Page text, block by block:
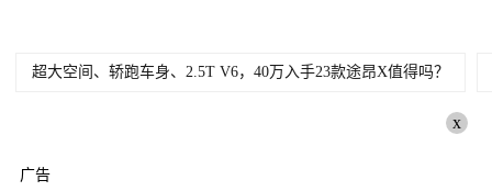
超大空间、轿跑车身、2.5T V6，40万入手23款途昂X值得吗？
x
广告